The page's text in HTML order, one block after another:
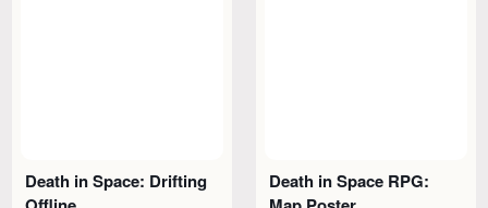
Death in Space: Drifting
Death in Space RPG: